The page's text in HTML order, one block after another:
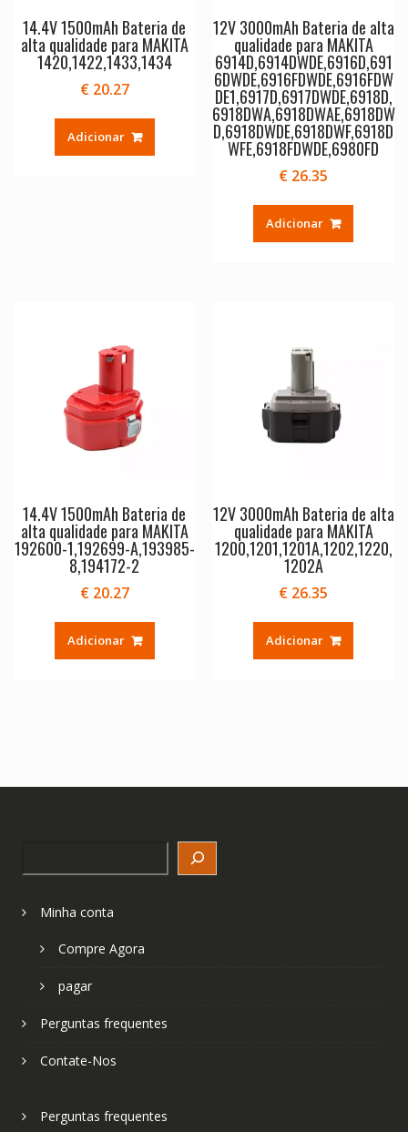
14.4V 1500mAh Bateria de
alta qualidade para MAKITA
1420,1422,1433,1434
€20.27
Adicionar
12V 3000mAh Bateria de alta
qualidade para MAKITA
6914D,6914DWDE,6916D,691
6DWDE,6916FDWDE,6916FDW
DE1,6917D,6917DWDE,6918D,
6918DWA,6918DWAE,6918DW
D,6918DWDE,6918DWF,6918D
WFE,6918FDWDE,6980FD
€ 26.35
Adicionar
14.4V 1500mAh Bateria de
alta qualidade para MAKITA
192600-1,192699-A,193985-
8,194172-2
€20.27
Adicionar
12V 3000mAh Bateria de alta
qualidade para MAKITA
1200,1201,1201A,1202,1220,
1202A
€ 26.35
Adicionar
Minha conta
Compre Agora
pagar
Perguntas frequentes
Contate-Nos
Perguntas frequentes